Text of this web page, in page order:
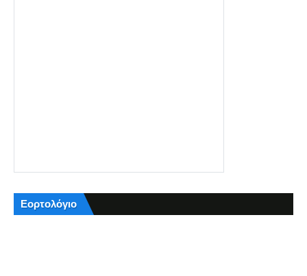
Εορτολόγιο